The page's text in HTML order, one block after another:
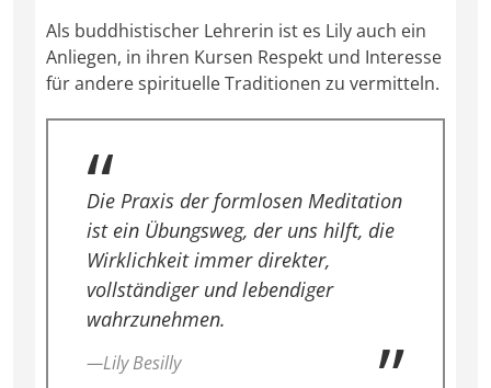
Als buddhistischer Lehrerin ist es Lily auch ein
Anliegen, in ihren Kursen Respekt und Interesse
für andere spirituelle Traditionen zu vermitteln.
Die Praxis der formlosen Meditation
ist ein Übungsweg, der uns hilft, die
Wirklichkeit immer direkter,
vollständiger und lebendiger
wahrzunehmen.
—Lily Besilly